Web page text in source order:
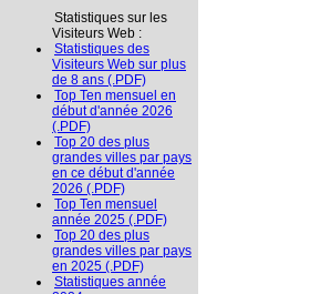
Statistiques sur les
Visiteurs Web :
Statistiques des
Visiteurs Web sur plus
de 8 ans (.PDF)
Top Ten mensuel en
début d'année 2026
(.PDF)
Top 20 des plus
grandes villes par pays
en ce début d'année
2026 (.PDF)
Top Ten mensuel
année 2025 (.PDF)
Top 20 des plus
grandes villes par pays
en 2025 (.PDF)
Statistiques année